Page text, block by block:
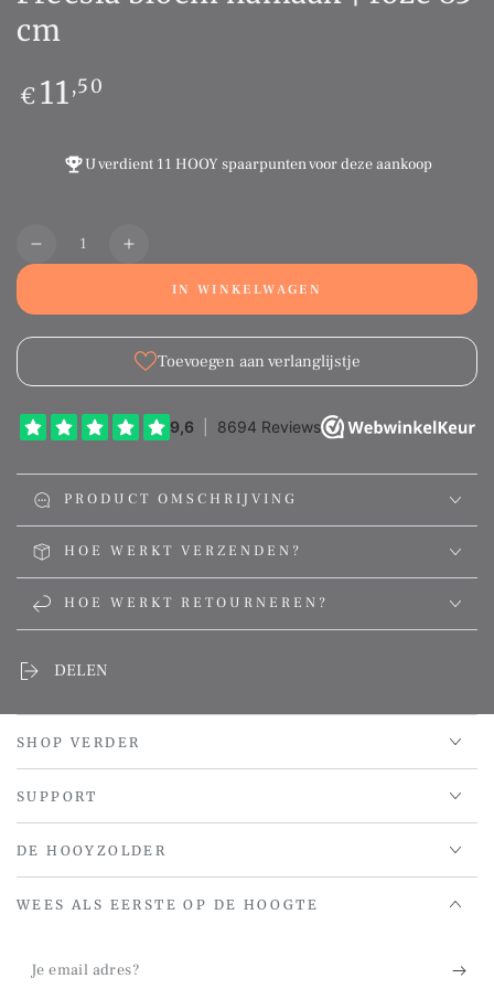
cm
Normale
prijs
€ 11,50
U verdient 11 HOOY spaarpuntenvoor deze aankoop
Aantal
Translation
nl.products.product.quantity.decrease
Translation
nl.products.product.quantity.increase
IN WINKELWAGEN
Toevoegen aan verlanglijstje
PRODUCT OMSCHRIJVING
HOE WERKT VERZENDEN?
HOE WERKT RETOURNEREN?
DELEN
SHOP VERDER
SUPPORT
DE HOOYZOLDER
WEES ALS EERSTE OP DE HOOGTE